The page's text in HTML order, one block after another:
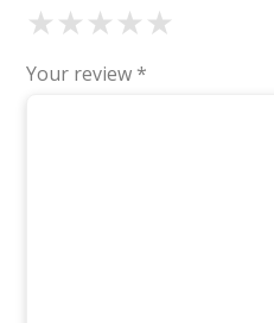
★
★
★
★
★
Your review *